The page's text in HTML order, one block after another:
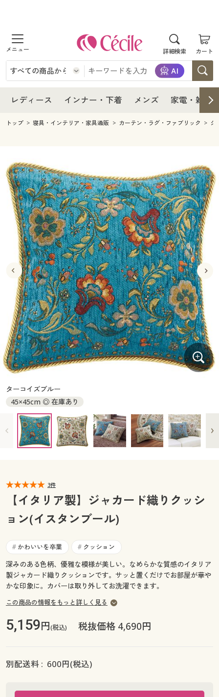
詳細検索 カート
商品を探す
レディース
レディースファッション
インナー・下着
インナー・下着通販すべて
メンズ下着
ジュニア・ティーンズ下着
メンズ
メンズファッション
メンズ下着
家電・雑貨すべて
家電
キッチン・雑貨・日用品
寝具・インテリア・家具
寝具・インテリア・家具通販すべて
家具・収納
寝具・ベッド
カーテン・ラグ・ファブリック
美容・健康
美容・健康通販すべて
美容・健康・サプリメント
制服・スクール
制服・スクールすべて
制服・学生服
ジュニア・ティーンズ下着
大きいサイズ
大きいサイズ通販すべて
大きいサイズ レディース服
大きいサイズ レディース下着
大きいサイズ メンズ
大きいサイズ 事務・制服
バーゲン
バーゲンセール
シークレットセール
詳細検索
商品カテゴリ一覧
カタログ
カタログ・チラシからのご注文
デジタルカタログ
カタログ無料プレゼント
マイページ
閲覧履歴
お気に入り
サポート
ご利用ガイド
よくある質問とお問い合わせ
レディース インナー・下着 メンズ 家電・雑貨
レディース
レディース通販すべて
レディースファッション
インナー・下着
インナー・下着通販すべて
ジュニア・ティーンズ下着
メンズ
メンズ下着
家電
キッチン・雑貨・日用品
寝具・インテリア・家具通販すべて
家具・収納
寝具・ベッド
カーテン・ラグ・ファブリック
美容・健康
美容・健康通販すべて
美容・健康・サプリメント
制服・スクール
制服・スクールすべて
制服・学生服
ジュニア・ティーンズ下着
大きいサイズ
大きいサイズ通販すべて
大きいサイズ レディース服
大きいサイズ レディース下着
大きいサイズ メンズ
大きいサイズ 事務・制服
バーゲン
バーゲンセール
シークレットセール
詳細検索
商品カテゴリ一覧
カタログ
カタログ・チラシからのご注文
カタログ無料プレゼント
会員メニュー
閲覧履歴
お気に入り
ご利用ガイド
よくある質問とお問い合わせ
トップ 寝具・インテリア・家具通販 カーテン・ラグ・ファブリック ク
ターコイズブルー
45×45cm ◎ 在庫あり
3件
【イタリア製】ジャカード織りクッシ
ョン(イスタンブール)
# かわいいを卒業 # クッション
深みのある色柄、優雅な模様が美しい。なめらかな質感のイタリア
製ジャカード織りクッションです。サッと置くだけでお部屋が華や
かな印象に。カバーは取り外してお洗濯できます。
この商品の情報をもっと詳しく見る
5,159円(税込) 税抜価格 4,690円
別配送料 : 600円(税込)